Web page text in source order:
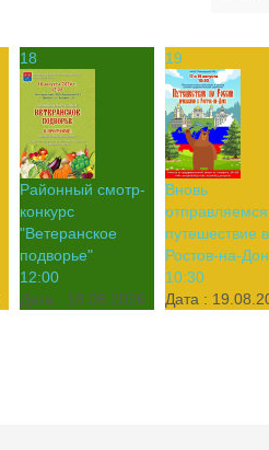
18
Районный смотр-
конкурс
"Ветеранское
подворье"
12:00
Дата : 18.08.2026
19
Вновь
путешествие в
Ростов-на-
10:30
Дата :